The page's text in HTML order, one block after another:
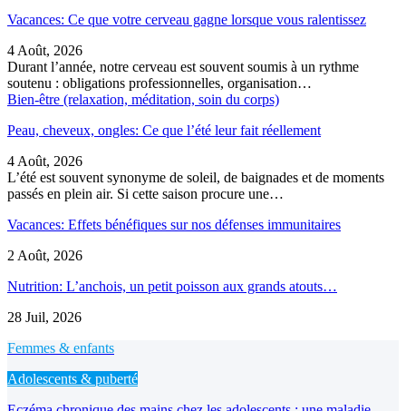
Vacances: Ce que votre cerveau gagne lorsque vous ralentissez
4 Août, 2026
Durant l’année, notre cerveau est souvent soumis à un rythme
soutenu : obligations professionnelles, organisation…
Bien-être (relaxation, méditation, soin du corps)
Peau, cheveux, ongles: Ce que l’été leur fait réellement
4 Août, 2026
L’été est souvent synonyme de soleil, de baignades et de moments
passés en plein air. Si cette saison procure une…
Vacances: Effets bénéfiques sur nos défenses immunitaires
2 Août, 2026
Nutrition: L’anchois, un petit poisson aux grands atouts…
28 Juil, 2026
Femmes & enfants
Adolescents & puberté